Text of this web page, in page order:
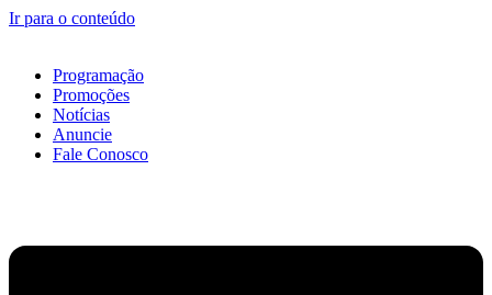
Ir para o conteúdo
Programação
Promoções
Notícias
Anuncie
Fale Conosco